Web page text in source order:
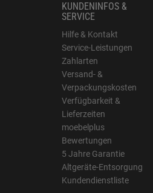
KUNDENINFOS &
SERVICE
Hilfe & Kontakt
Service-Leistungen
Zahlarten
Versand- &
Verpackungskosten
Verfügbarkeit &
Lieferzeiten
moebelplus
Bewertungen
5 Jahre Garantie
Altgeräte-Entsorgung
Kundendienstliste